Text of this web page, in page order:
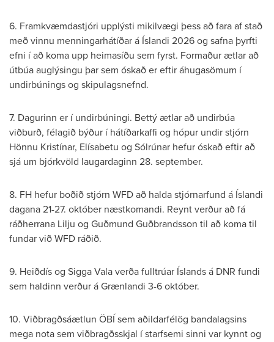
6. Framkvæmdastjóri upplýsti mikilvægi þess að fara af stað
með vinnu menningarhátíðar á Íslandi 2026 og safna þyrfti
efni í að koma upp heimasíðu sem fyrst. Formaður ætlar að
útbúa auglýsingu þar sem óskað er eftir áhugasömum í
undirbúnings og skipulagsnefnd.
7. Dagurinn er í undirbúningi. Bettý ætlar að undirbúa
viðburð, félagið býður í hátíðarkaffi og hópur undir stjórn
Hönnu Kristínar, Elísabetu og Sólrúnar hefur óskað eftir að
sjá um bjórkvöld laugardaginn 28. september.
8. FH hefur boðið stjórn WFD að halda stjórnarfund á Íslandi
dagana 21-27. október næstkomandi. Reynt verður að fá
ráðherrana Lilju og Guðmund Guðbrandsson til að koma til
fundar við WFD ráðið.
9. Heiðdís og Sigga Vala verða fulltrúar Íslands á DNR fundi
sem haldinn verður á Grænlandi 3-6 október.
10. Viðbragðsáætlun ÖBÍ sem aðildarfélög bandalagsins
mega nota sem viðbragðsskjal í starfsemi sinni var kynnt og